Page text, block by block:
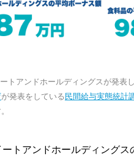
トアンドホールディングスが発表
が発表をしている 民間給与実態統計
トアンドホールディングス